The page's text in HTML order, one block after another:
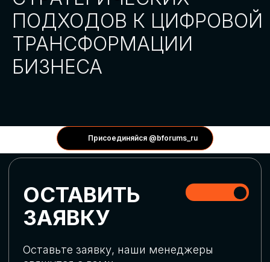
Присоединяйся @bforums_ru
АККРЕДИТАЦИЯ
СМИ
ГЛОБАЛЬНАЯ
ЦИФРОВИЗАЦИЯ
актуальных трендов глобальной цифровой
трансформации. Узнаем о новых подходах
массовом использовании ИИ-
инструментов, обеспечении